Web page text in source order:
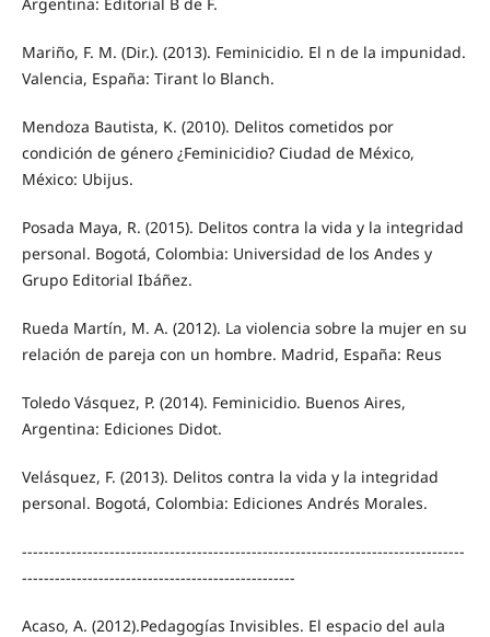
Mariño, F. M. (Dir.). (2013). Feminicidio. El n de la impunidad.
Valencia, España: Tirant lo Blanch.
Mendoza Bautista, K. (2010). Delitos cometidos por
condición de género ¿Feminicidio? Ciudad de México,
México: Ubijus.
Posada Maya, R. (2015). Delitos contra la vida y la integridad
personal. Bogotá, Colombia: Universidad de los Andes y
Grupo Editorial Ibáñez.
Rueda Martín, M. A. (2012). La violencia sobre la mujer en su
relación de pareja con un hombre. Madrid, España: Reus
Toledo Vásquez, P. (2014). Feminicidio. Buenos Aires,
Argentina: Ediciones Didot.
Velásquez, F. (2013). Delitos contra la vida y la integridad
personal. Bogotá, Colombia: Ediciones Andrés Morales.
---------------------------------------------------------------------------------
--------------------------------------------------
Acaso, A. (2012).Pedagogías Invisibles. El espacio del aula